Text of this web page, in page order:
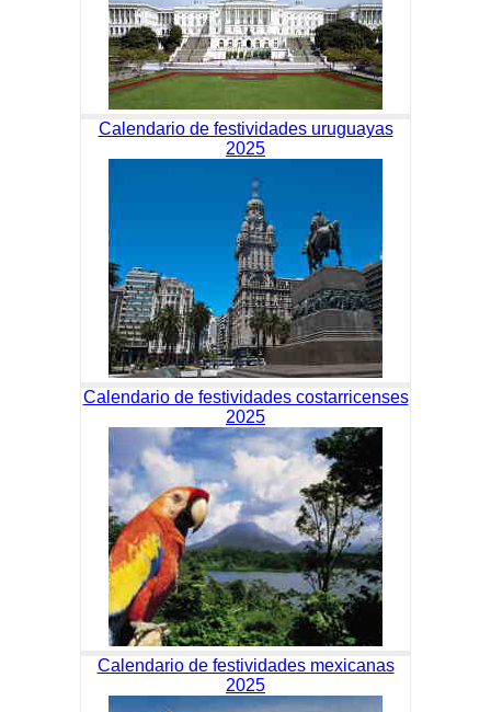
Calendario de festividades uruguayas
2025
Calendario de festividades costarricenses
2025
Calendario de festividades mexicanas
2025